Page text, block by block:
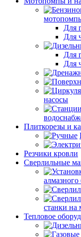
Для
Для
Для
Для
насосы
Плиткорезы и
Резчики кровли
Сверлильные
алмазного
станки на
Тепловое